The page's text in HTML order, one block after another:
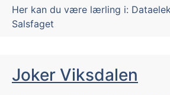
Her kan du være lærling i:
Salsfaget
Joker Viksdalen